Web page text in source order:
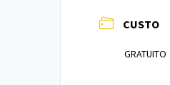
CUSTO
GRATUITO